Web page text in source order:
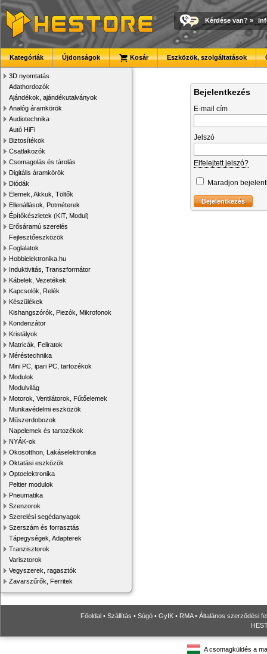
Kérdése van? »
Kategóriák Újdonságok Kosár Eszközök, szolgáltatások
3D nyomtatás
Adathordozók
Ajándékok, ajándékutalványok
Analóg áramkörök
Audiotechnika
Autó HiFi
Biztosítékok
Csatlakozók
Csomagolás és tárolás
Digitális áramkörök
Diódák
Elemek, Akkuk, Töltők
Ellenállások, Potméterek
Építőkészletek (KIT, Modul)
Erősáramú szerelés
Fejlesztőeszközök
Foglalatok
Hobbielektronika.hu
Induktivitás, Transzformátor
Kábelek, Vezetékek
Kapcsolók, Relék
Készülékek
Kishangszórók, Piezók, Mikrofonok
Kondenzátor
Kristályok
Matricák, Feliratok
Méréstechnika
Mini PC, ipari PC, tartozékok
Modulok
Modulvilág
Motorok, Ventilátorok, Fűtőelemek
Munkavédelmi eszközök
Műszerdobozok
Napelemek és tartozékok
NYÁK-ok
Okosotthon, Lakáselektronika
Oktatási eszközök
Optoelektronika
Peltier modulok
Pneumatika
Szenzorok
Szerelési segédanyagok
Szerszám és forrasztás
Tápegységek, Adapterek
Tranzisztorok
Varisztorok
Vegyszerek, ragasztók
Zavarszűrők, Ferritek
Bejelentkezés
E-mail cím
Jelszó
Elfelejtett jelszó?
Maradjon
Főoldal • Szállítás • Súgó • GyIK • RMA• Általános szerződési
A csomagküldés a